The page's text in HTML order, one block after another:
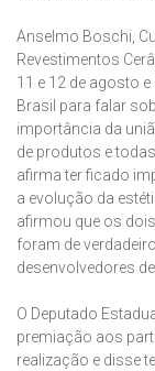
Anselmo Boschi,
Revestimentos
11 e 12 de agosto
Brasil para falar
importância da
de produtos e
afirma ter ficado
a evolução da
afirmou que os
foram de
desenvolvedores
O Deputado
premiação aos
realização e disse